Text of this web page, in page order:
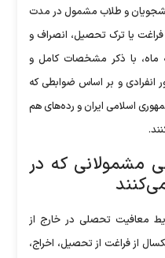
و طلاب مشمول در مدت
یا ترک تحصیل، انصراف و
ماه، با ذکر مشخصات کامل و
انفرادی و بر اساس ضوابطی که
اسلامی ایران و رده‌های هم
مشمولانی که در
معافیت تحصلی در خارج از
از فراغت از تحصیل، اخراج،